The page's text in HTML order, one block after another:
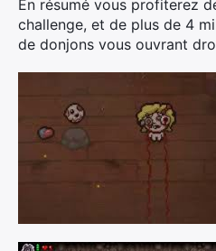
En résumé vous profiterez
challenge, et de plus de 4
de donjons vous ouvrant